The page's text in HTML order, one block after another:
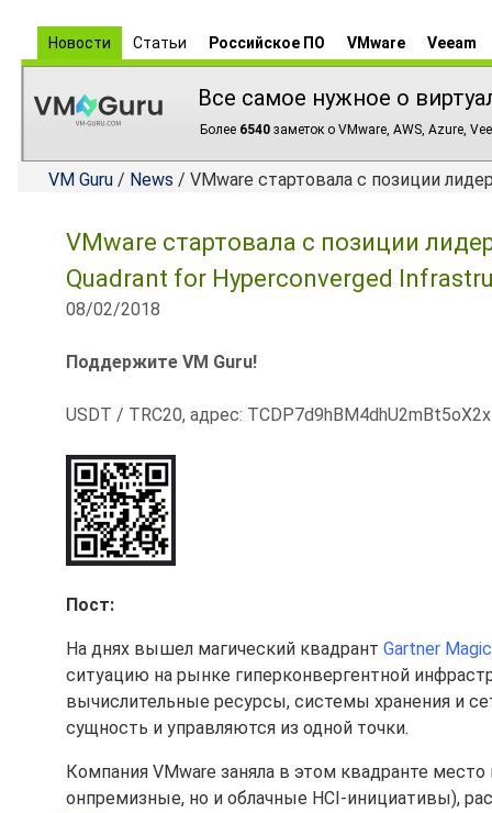
Новости Статьи Российское ПО VMware Veeam
Все самое нужное о
Более 6540 заметок о VMware, AWS, Azure,
VM Guru / News / VMware стартовала с позиции
VMware стартовала с позиции
Quadrant for Hyperconverged
08/02/2018
Поддержите VM Guru!
USDT / TRC20, адрес:
Пост:
На днях вышел магический квадрант Gartner
ситуацию на рынке гиперконвергентной
вычислительные ресурсы, системы хранения и
сущность и управляются из одной точки.
Компания VMware заняла в этом квадранте
онпремизные, но и облачные HCI-инициативы),